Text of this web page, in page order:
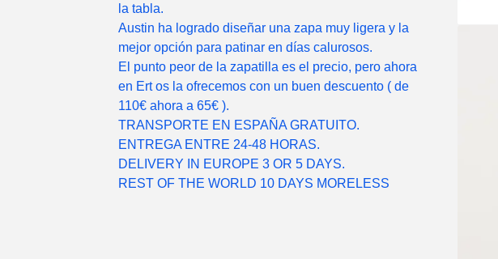
la tabla.
Austin ha logrado diseñar una zapa muy ligera y la
mejor opción para patinar en días calurosos.
El punto peor de la zapatilla es el precio, pero ahora
en Ert os la ofrecemos con un buen descuento ( de
110€ ahora a 65€ ).
TRANSPORTE EN ESPAÑA GRATUITO.
ENTREGA ENTRE 24-48 HORAS.
DELIVERY IN EUROPE 3 OR 5 DAYS.
REST OF THE WORLD 10 DAYS MORELESS